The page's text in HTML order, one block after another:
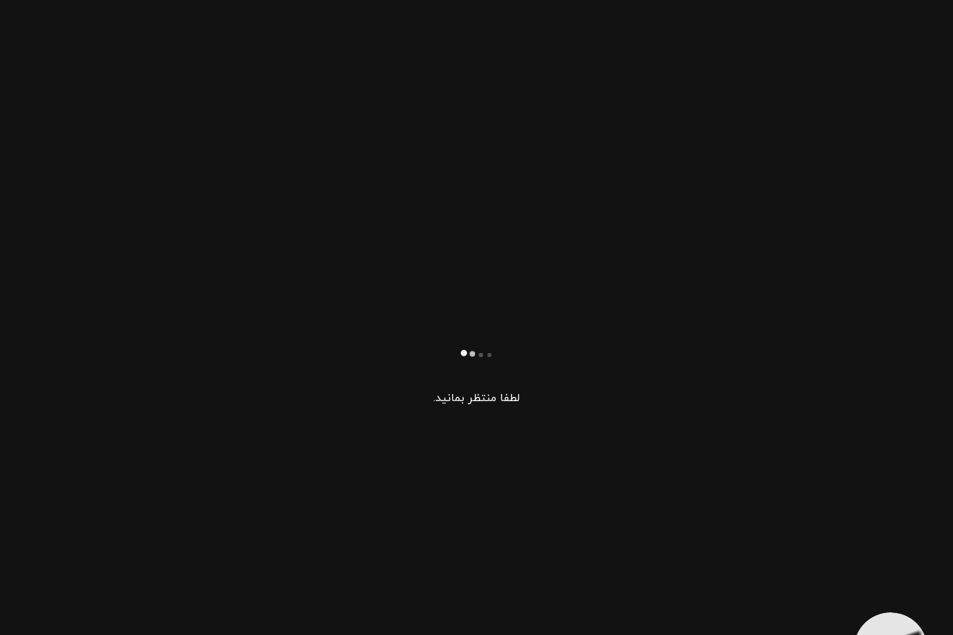
لطفا منتظر بمانید.